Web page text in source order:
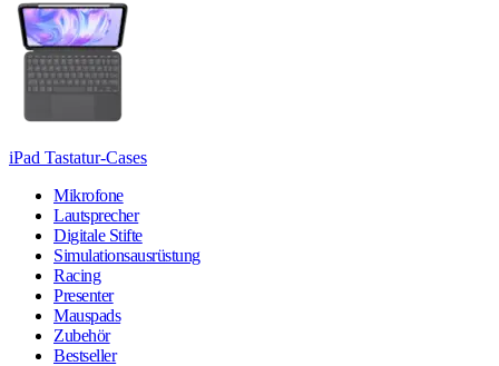
iPad Tastatur-Cases
Mikrofone
Lautsprecher
Digitale Stifte
Simulationsausrüstung
Racing
Presenter
Mauspads
Zubehör
Bestseller